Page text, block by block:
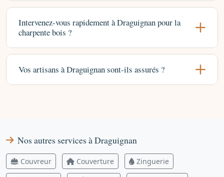
Intervenez-vous rapidement à Draguignan pour la
charpente bois ?
Vos artisans à Draguignan sont-ils assurés ?
Nos autres services à Draguignan
Couvreur Couverture Zinguerie